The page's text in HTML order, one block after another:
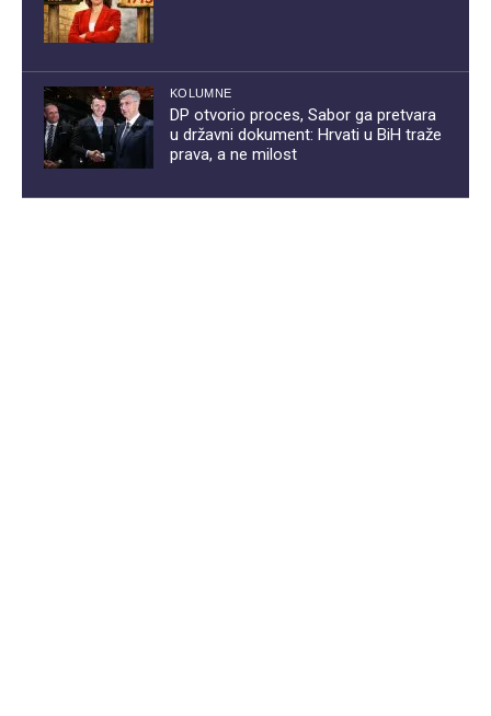
KOLUMNE
DP otvorio proces, Sabor ga pretvara
u državni dokument: Hrvati u BiH traže
prava, a ne milost